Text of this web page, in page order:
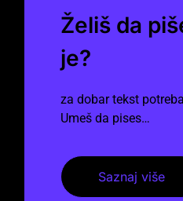
Želiš da
je?
za dobar tekst
Umeš da pises…
Saznaj više